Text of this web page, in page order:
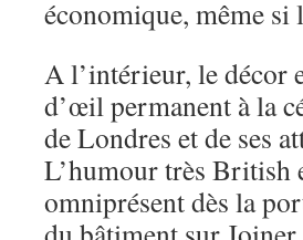
économique, même si
A l’intérieur, le décor
d’œil permanent à la
de Londres et de ses
L’humour très British
omniprésent dès la